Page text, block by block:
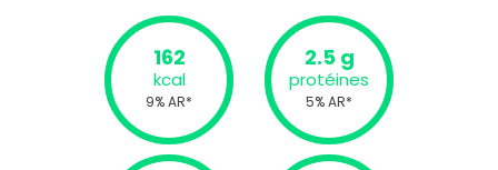
162
kcal
9% AR*
2.5 g
protéines
5% AR*